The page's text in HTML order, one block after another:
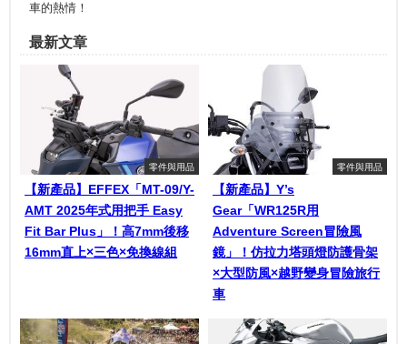
車的熱情！
最新文章
零件與用品
【新產品】EFFEX「MT-09/Y-
AMT 2025年式用把手 Easy
Fit Bar Plus」！高7mm後移
16mm直上×三色×免換線組
零件與用品
【新產品】Y’s
Gear「WR125R用
Adventure Screen冒險風
鏡」！仿拉力塔頭燈防護骨架
×大型防風×越野變身冒險旅行
車